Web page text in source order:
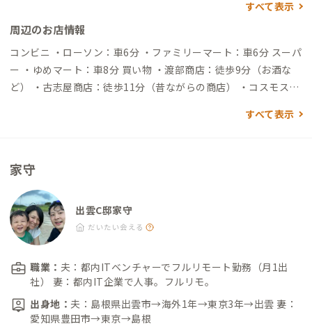
すべて表示
周辺のお店情報
コンビニ ・ローソン：車6分 ・ファミリーマート：車6分 スーパ
ー ・ゆめマート：車8分 買い物 ・渡部商店：徒歩9分（お酒な
ど） ・古志屋商店：徒歩11分（昔ながらの商店） ・コスモス神
4分（定食） ・やぎさんカフェ：車4分（軽食やスイーツ） ・パ
すべて表示
家守
出雲C邸家守
だいたい会える
職業： 夫：都内ITベンチャーでフルリモート勤務（月1出
社） 妻：都内IT企業で人事。フルリモ。
出身地： 夫：島根県出雲市→海外1年→東京3年→出雲 妻：
愛知県豊田市→東京→島根